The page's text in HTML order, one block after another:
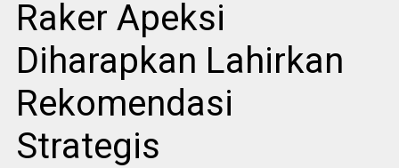
Raker Apeksi
Diharapkan Lahirkan
Rekomendasi
Strategis